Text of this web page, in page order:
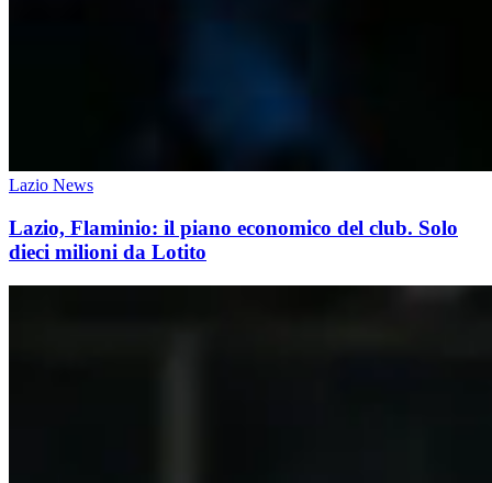
Lazio News
Lazio, Flaminio: il piano economico del club. Solo
dieci milioni da Lotito